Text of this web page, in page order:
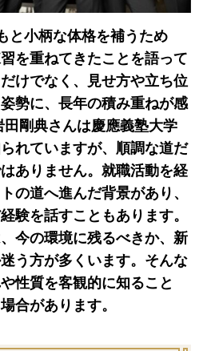
と小柄な体格を補うため
を重ねてきたことを語って
けでなく、見せ方や立ち位
勢に、長年の積み重ねが感
田剛典さんは慶應義塾大学
れていますが、順調な道だ
ありません。就職活動を経
の道へ進んだ背景があり、
験を話すこともあります。
今の環境に残るべきか、新
う方が多くいます。そんな
性質を客観的に知ること
合があります。